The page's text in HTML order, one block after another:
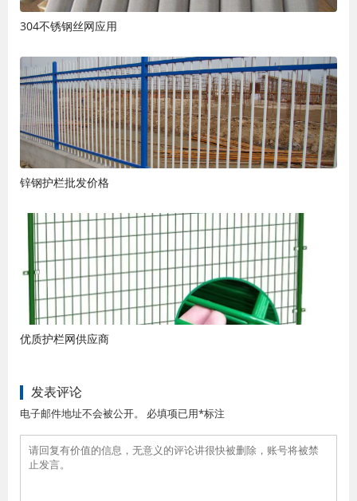
304不锈钢丝网应用
锌钢护栏批发价格
优质护栏网供应商
发表评论
电子邮件地址不会被公开。 必填项已用*标注